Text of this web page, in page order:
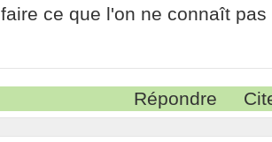
faire ce que l'on ne connaît pas
Répondre